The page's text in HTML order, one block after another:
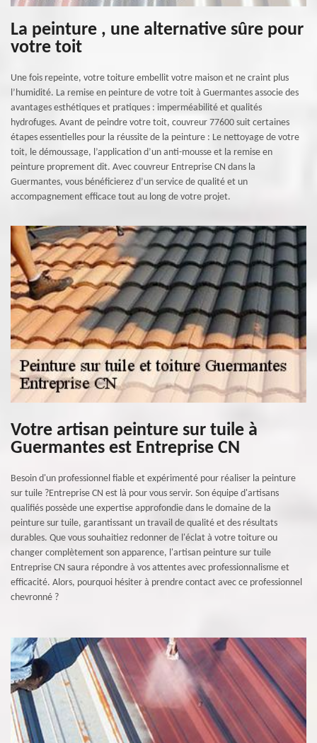
La peinture , une alternative sûre pour
votre toit
Une fois repeinte, votre toiture embellit votre maison et ne craint plus
l’humidité. La remise en peinture de votre toit à Guermantes associe des
avantages esthétiques et pratiques : imperméabilité et qualités
hydrofuges. Avant de peindre votre toit, couvreur 77600 suit certaines
étapes essentielles pour la réussite de la peinture : Le nettoyage de votre
toit, le démoussage, l’application d’un anti-mousse et la remise en
peinture proprement dit. Avec couvreur Entreprise CN dans la
Guermantes, vous bénéficierez d’un service de qualité et un
accompagnement efficace tout au long de votre projet.
Votre artisan peinture sur tuile à
Guermantes est Entreprise CN
Besoin d'un professionnel fiable et expérimenté pour réaliser la peinture
sur tuile ?Entreprise CN est là pour vous servir. Son équipe d'artisans
qualifiés possède une expertise approfondie dans le domaine de la
peinture sur tuile, garantissant un travail de qualité et des résultats
durables. Que vous souhaitiez redonner de l'éclat à votre toiture ou
changer complètement son apparence, l'artisan peinture sur tuile
Entreprise CN saura répondre à vos attentes avec professionnalisme et
efficacité. Alors, pourquoi hésiter à prendre contact avec ce professionnel
chevronné ?